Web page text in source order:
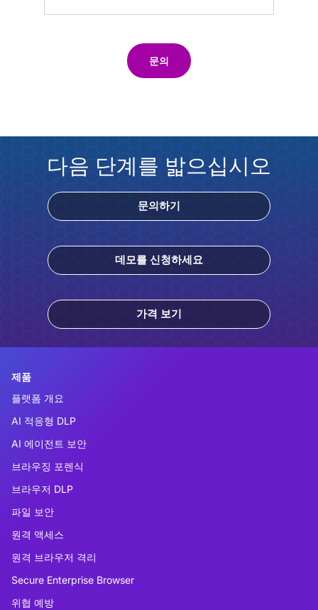
문의
다음 단계를 밟으십시오
문의하기
데모를 신청하세요
가격 보기
제품
플랫폼 개요
AI 적응형 DLP
AI 에이전트 보안
브라우징 포렌식
브라우저 DLP
파일 보안
원격 액세스
원격 브라우저 격리
Secure Enterprise Browser
위협 예방